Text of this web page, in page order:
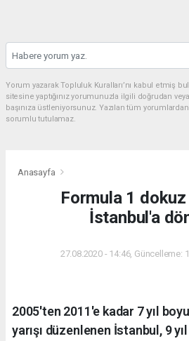
Yorum yazarak Topluluk Kuralları’nı kabul etmiş
sitesine yaptığınız yorumunuzla ilgili doğrudan
başınıza üstleniyorsunuz. Yazılan tüm
sorumlu tutulamaz.
Anasayfa
Formula 1 dokuz
İstanbul'a
27.08.2020 - 14:46, Güncelleme:
2005'ten 2011'e kadar 7 yıl
yarışı düzenlenen İstanbul, 9